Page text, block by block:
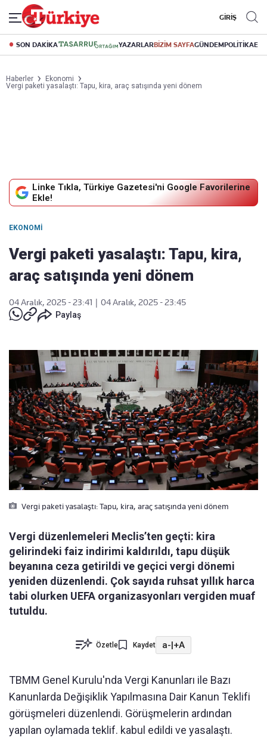
GİRİŞ
SON DAKİKA YAZARLARBİZİM SAYFAGÜNDEMPOLİTİKA
Haberler
Ekonomi
Vergi paketi yasalaştı: Tapu, kira, araç satışında yeni dönem
Linke Tıkla, Türkiye Gazetesi'ni Google Favorilerine
Ekle!
EKONOMI
Vergi paketi yasalaştı: Tapu, kira,
araç satışında yeni dönem
04 Aralık, 2025 - 23:41
04 Aralık, 2025 - 23:45
Paylaş
Vergi paketi yasalaştı: Tapu, kira, araç satışında yeni dönem
Vergi düzenlemeleri Meclis’ten geçti: kira
gelirindeki faiz indirimi kaldırıldı, tapu düşük
beyanına ceza getirildi ve geçici vergi dönemi
yeniden düzenlendi. Çok sayıda ruhsat yıllık harca
tabi olurken UEFA organizasyonları vergiden muaf
tutuldu.
Özetle Kaydet a-|+A
TBMM Genel Kurulu'nda Vergi Kanunları ile Bazı
Kanunlarda Değişiklik Yapılmasına Dair Kanun Teklifi
görüşmeleri düzenlendi. Görüşmelerin ardından
yapılan oylamada teklif. kabul edildi ve yasalaştı.